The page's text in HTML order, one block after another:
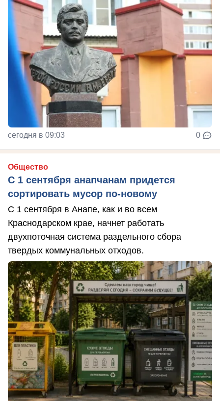
сегодня в 09:03 0
Общество
С 1 сентября анапчанам придется
сортировать мусор по-новому
С 1 сентября в Анапе, как и во всем
Краснодарском крае, начнет работать
двухпоточная система раздельного сбора
твердых коммунальных отходов.